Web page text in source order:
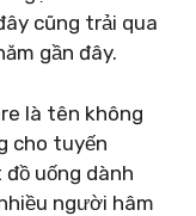
cũng trải qua
gần đây.
là tên không
cho tuyến
uống dành
người hâm